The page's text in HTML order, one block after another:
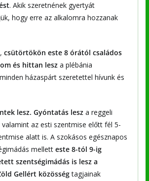
. Akik szeretnének gyertyát
hogy erre az alkalomra hozzanak
csütörtökön este 8 órától családos
és hittan lesza plébánia
házaspárt szeretettel hívunk és
lesz. Gyóntatás lesza reggeli
az esti szentmise előtt fél 5-
alatt is. A szokásos egésznapos
mellett este 8-tól 9-ig
szentségimádás is lesz a
Gellért közösségtagjainak